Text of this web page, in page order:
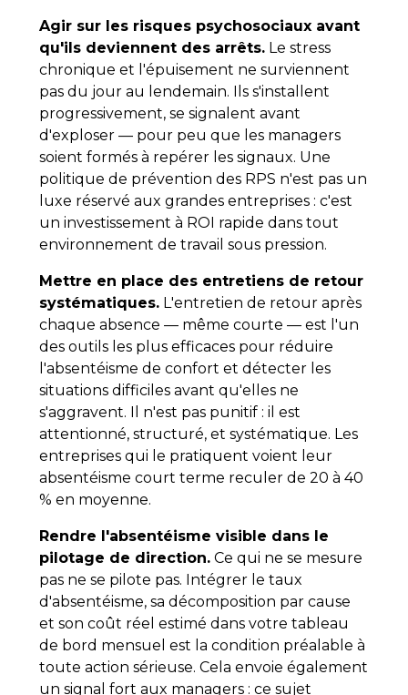
Agir sur les risques psychosociaux avant
qu'ils deviennent des arrêts.Le stress
chronique et l'épuisement ne surviennent
pas du jour au lendemain. Ils s'installent
progressivement, se signalent avant
d'exploser — pour peu que les managers
soient formés à repérer les signaux. Une
politique de prévention des RPS n'est pas un
luxe réservé aux grandes entreprises : c'est
un investissement à ROI rapide dans tout
environnement de travail sous pression.
Mettre en place des entretiens de retour
systématiques.L'entretien de retour après
chaque absence — même courte — est l'un
des outils les plus efficaces pour réduire
l'absentéisme de confort et détecter les
situations difficiles avant qu'elles ne
s'aggravent. Il n'est pas punitif : il est
attentionné, structuré, et systématique. Les
entreprises qui le pratiquent voient leur
absentéisme court terme reculer de 20 à 40
% en moyenne.
Rendre l'absentéisme visible dans le
pilotage de direction.Ce qui ne se mesure
pas ne se pilote pas. Intégrer le taux
d'absentéisme, sa décomposition par cause
et son coût réel estimé dans votre tableau
de bord mensuel est la condition préalable à
toute action sérieuse. Cela envoie également
un signal fort aux managers : ce sujet